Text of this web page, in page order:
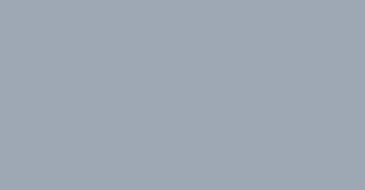
r ). Gabryś zajął znakomite 5
sportowej postawy